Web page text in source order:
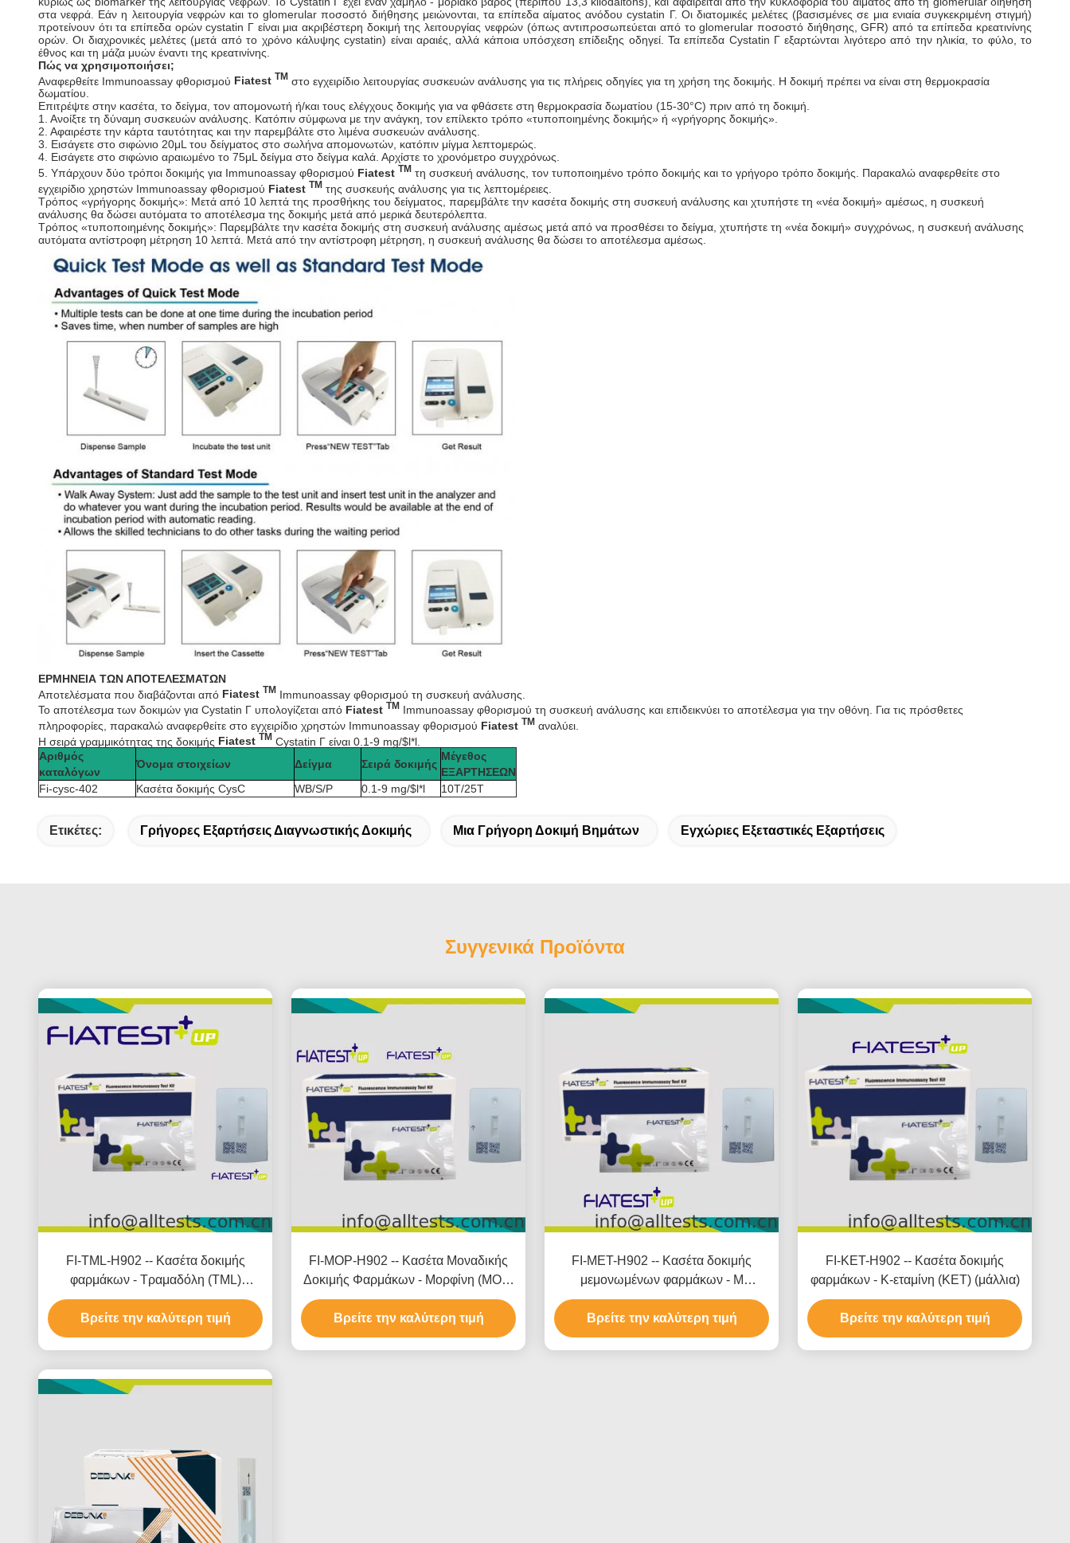
στα νεφρά. Εάν η λειτουργία νεφρών και το glomerular ποσοστό διήθησης μειώνονται, τα επίπεδα αίματος ανόδου cystatin Γ. Οι διατομικές μελέτες (βασισμένες σε μια ενιαία συγκεκριμένη στιγμή)
προτείνουν ότι τα επίπεδα ορών cystatin Γ είναι μια ακριβέστερη δοκιμή της λειτουργίας νεφρών (όπως αντιπροσωπεύεται από το glomerular ποσοστό διήθησης, GFR) από τα επίπεδα κρεατινίνης
ορών. Οι διαχρονικές μελέτες (μετά από το χρόνο κάλυψης cystatin) είναι αραιές, αλλά κάποια υπόσχεση επίδειξης οδηγεί. Τα επίπεδα Cystatin Γ εξαρτώνται λιγότερο από την ηλικία, το φύλο, το
έθνος και τη μάζα μυών έναντι της κρεατινίνης.
Πώς να χρησιμοποιήσει;
Αναφερθείτε Immunoassay φθορισμού Fiatest TM στο εγχειρίδιο λειτουργίας συσκευών ανάλυσης για τις πλήρεις οδηγίες για τη χρήση της δοκιμής. Η δοκιμή πρέπει να είναι στη θερμοκρασία
δωματίου.
Επιτρέψτε στην κασέτα, το δείγμα, τον απομονωτή ή/και τους ελέγχους δοκιμής για να φθάσετε στη θερμοκρασία δωματίου (15-30°C) πριν από τη δοκιμή.
1. Ανοίξτε τη δύναμη συσκευών ανάλυσης. Κατόπιν σύμφωνα με την ανάγκη, τον επίλεκτο τρόπο «τυποποιημένης δοκιμής» ή «γρήγορης δοκιμής».
2. Αφαιρέστε την κάρτα ταυτότητας και την παρεμβάλτε στο λιμένα συσκευών ανάλυσης.
3. Εισάγετε στο σιφώνιο 20μL του δείγματος στο σωλήνα απομονωτών, κατόπιν μίγμα λεπτομερώς.
4. Εισάγετε στο σιφώνιο αραιωμένο το 75μL δείγμα στο δείγμα καλά. Αρχίστε το χρονόμετρο συγχρόνως.
5. Υπάρχουν δύο τρόποι δοκιμής για Immunoassay φθορισμού Fiatest TM τη συσκευή ανάλυσης, τον τυποποιημένο τρόπο δοκιμής και το γρήγορο τρόπο δοκιμής. Παρακαλώ αναφερθείτε στο
εγχειρίδιο χρηστών Immunoassay φθορισμού Fiatest TM της συσκευής ανάλυσης για τις λεπτομέρειες.
Τρόπος «γρήγορης δοκιμής»: Μετά από 10 λεπτά της προσθήκης του δείγματος, παρεμβάλτε την κασέτα δοκιμής στη συσκευή ανάλυσης και χτυπήστε τη «νέα δοκιμή» αμέσως, η συσκευή
ανάλυσης θα δώσει αυτόματα το αποτέλεσμα της δοκιμής μετά από μερικά δευτερόλεπτα.
Τρόπος «τυποποιημένης δοκιμής»: Παρεμβάλτε την κασέτα δοκιμής στη συσκευή ανάλυσης αμέσως μετά από να προσθέσει το δείγμα, χτυπήστε τη «νέα δοκιμή» συγχρόνως, η συσκευή ανάλυσης
αυτόματα αντίστροφη μέτρηση 10 λεπτά. Μετά από την αντίστροφη μέτρηση, η συσκευή ανάλυσης θα δώσει το αποτέλεσμα αμέσως.
ΕΡΜΗΝΕΙΑ ΤΩΝ ΑΠΟΤΕΛΕΣΜΑΤΩΝ
Αποτελέσματα που διαβάζονται από Fiatest TM Immunoassay φθορισμού τη συσκευή ανάλυσης.
Το αποτέλεσμα των δοκιμών για Cystatin Γ υπολογίζεται από Fiatest TM Immunoassay φθορισμού τη συσκευή ανάλυσης και επιδεικνύει το αποτέλεσμα για την οθόνη. Για τις πρόσθετες
πληροφορίες, παρακαλώ αναφερθείτε στο εγχειρίδιο χρηστών Immunoassay φθορισμού Fiatest TM αναλύει.
Η σειρά γραμμικότητας της δοκιμής Fiatest TM Cystatin Γ είναι 0.1-9 mg/$l*l.
Αριθμός
καταλόγων
Όνομα στοιχείων Δείγμα Σειρά δοκιμής
Μέγεθος
ΕΞΑΡΤΗΣΕΩΝ
Fi-cysc-402
Κασέτα δοκιμής CysC WB/S/P 0.1-9 mg/$l*l 10T/25T
Ετικέτες: Γρήγορες Εξαρτήσεις Διαγνωστικής Δοκιμής Μια Γρήγορη Δοκιμή Βημάτων Εγχώριες Εξεταστικές Εξαρτήσεις
Συγγενικά Προϊόντα
FI-TML-H902 -- Κασέτα δοκιμής
φαρμάκων - Τραμαδόλη (TML)
(μάλλια)
Βρείτε την καλύτερη τιμή
FI-MOP-H902 -- Κασέτα Μοναδικής
Δοκιμής Φαρμάκων - Μορφίνη (MOP)
(Μαλλιά)
Βρείτε την καλύτερη τιμή
FI-MET-H902 -- Κασέτα δοκιμής
μεμονωμένων φαρμάκων - M
αιθαμφεταμίνη (MET)
Βρείτε την καλύτερη τιμή
FI-KET-H902 -- Κασέτα δοκιμής
φαρμάκων - Κ-εταμίνη (KET) (μάλλια)
Βρείτε την καλύτερη τιμή